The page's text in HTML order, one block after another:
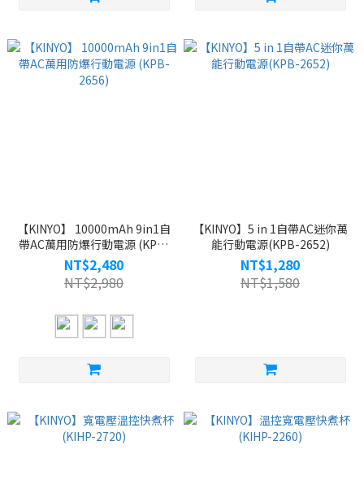
【KINYO】 10000mAh 9in1自
帶AC萬用防爆行動電源 (KPB-
2656)
NT$2,480
NT$2,980
【KINYO】5 in 1自帶AC迷你萬
能行動電源(KPB-2652)
NT$1,280
NT$1,580